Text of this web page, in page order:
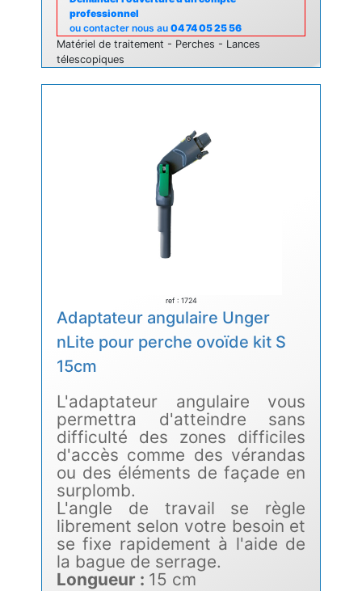
professionnel
ou contacter nous au 04 74 05 25 56
Matériel de traitement - Perches - Lances
télescopiques
ref : 1724
Adaptateur angulaire Unger
nLite pour perche ovoïde kit S
15cm
L'adaptateur angulaire vous
permettra d'atteindre sans
difficulté des zones difficiles
d'accès comme des vérandas
ou des éléments de façade en
surplomb.
L'angle de travail se règle
librement selon votre besoin et
se fixe rapidement à l'aide de
la bague de serrage.
Longueur : 15 cm